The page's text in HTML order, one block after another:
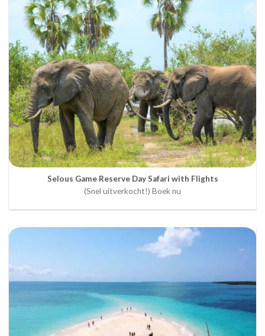
Selous Game Reserve Day Safari with Flights
(Snel uitverkocht!) Boek nu